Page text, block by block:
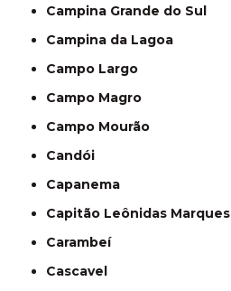
Campina Grande do Sul
Campina da Lagoa
Campo Largo
Campo Magro
Campo Mourão
Candói
Capanema
Capitão Leônidas Marques
Carambeí
Cascavel